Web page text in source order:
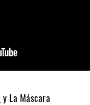
y La Máscara